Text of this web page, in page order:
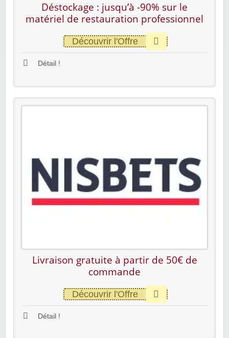
Déstockage : jusqu’à -90% sur le
matériel de restauration professionnel
Découvrir l'Offre
Détail !
Livraison gratuite à partir de 50€ de
commande
Découvrir l'Offre
Détail !